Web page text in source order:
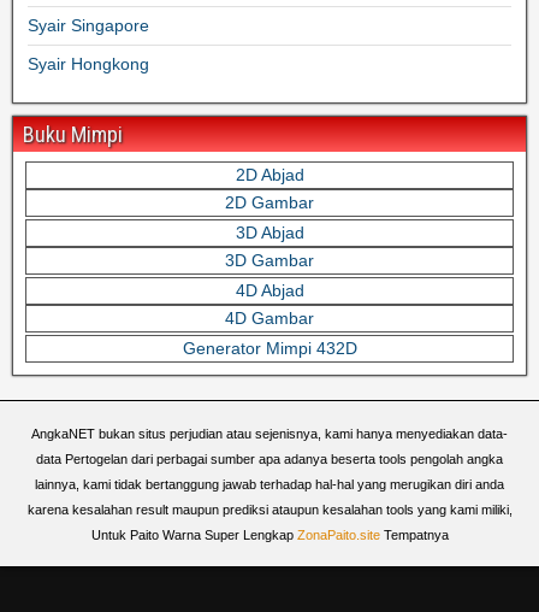
Syair Singapore
Syair Hongkong
Buku Mimpi
2D Abjad
2D Gambar
3D Abjad
3D Gambar
4D Abjad
4D Gambar
Generator Mimpi 432D
AngkaNET bukan situs perjudian atau sejenisnya, kami hanya menyediakan data-
data Pertogelan dari perbagai sumber apa adanya beserta tools pengolah angka
lainnya, kami tidak bertanggung jawab terhadap hal-hal yang merugikan diri anda
karena kesalahan result maupun prediksi ataupun kesalahan tools yang kami miliki,
Untuk Paito Warna Super Lengkap ZonaPaito.siteTempatnya